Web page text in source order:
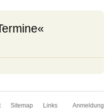
Symposium
Anmeldung
Sitemap Links